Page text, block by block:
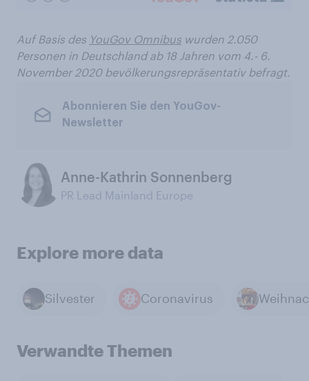
Auf Basis des YouGov Omnibus wurden 2.050
Personen in Deutschland ab 18 Jahren vom 4.- 6.
November 2020 bevölkerungsrepräsentativ befragt.
Abonnieren Sie den YouGov-
Newsletter
Anne-Kathrin Sonnenberg
PR Lead Mainland Europe
Explore more data
Silvester Coronavirus
Verwandte Themen